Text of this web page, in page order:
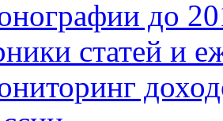
до
статей и